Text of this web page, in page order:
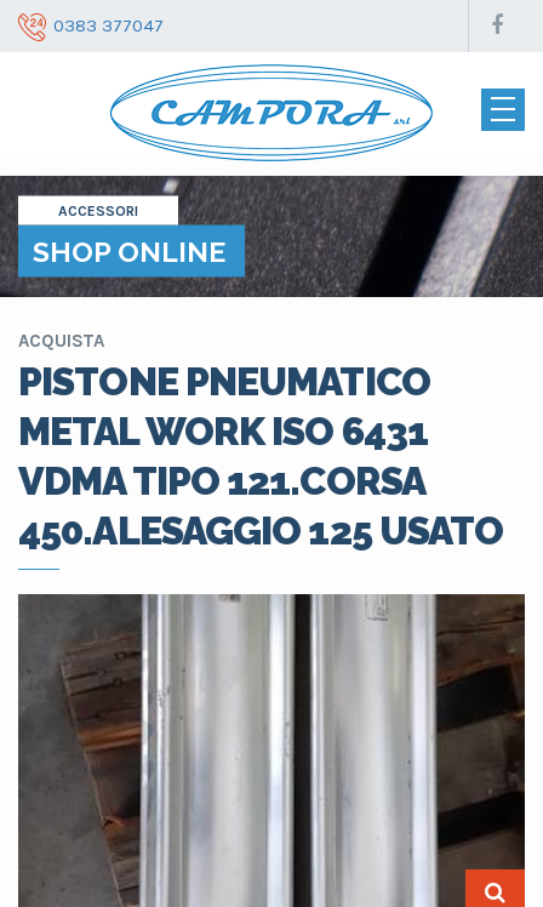
0383 377047
ACCESSORI
SHOP ONLINE
ACQUISTA
PISTONE PNEUMATICO
METAL WORK ISO 6431
VDMA TIPO 121.CORSA
450.ALESAGGIO 125 USATO